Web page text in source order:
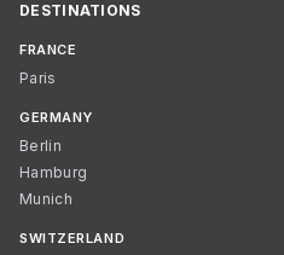
DESTINATIONS
FRANCE
Paris
GERMANY
Berlin
Hamburg
Munich
SWITZERLAND